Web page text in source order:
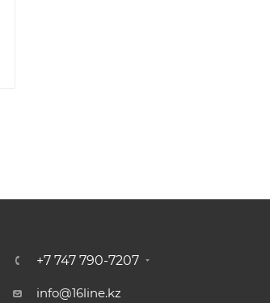
+7 747 790-7207
info@16line.kz